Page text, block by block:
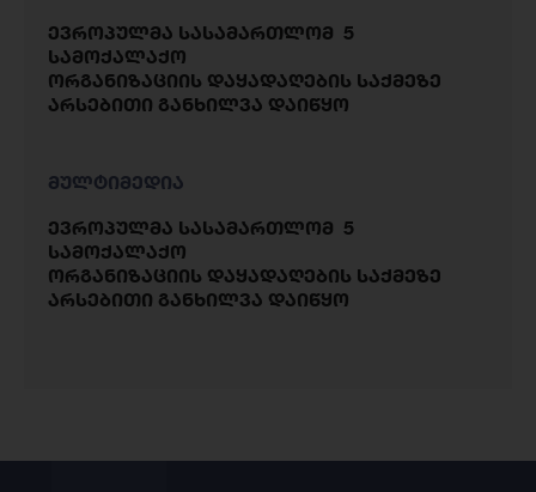
ევროპულმა სასამართლომ 5
სამოქალაქო
ორგანიზაციის დაყადაღების საქმეზე
არსებითი განხილვა დაიწყო
მულტიმედია
ევროპულმა სასამართლომ 5
სამოქალაქო
ორგანიზაციის დაყადაღების საქმეზე
არსებითი განხილვა დაიწყო